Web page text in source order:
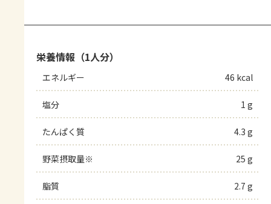
栄養情報（1人分）
エネルギー 46 kcal
塩分 1 g
たんぱく質 4.3 g
野菜摂取量※ 25 g
脂質 2.7 g